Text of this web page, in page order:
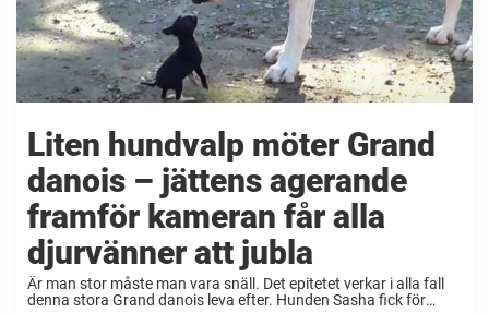
Liten hundvalp möter Grand
danois – jättens agerande
framför kameran får alla
djurvänner att jubla
Är man stor måste man vara snäll. Det epitetet verkar i alla fall
denna stora Grand danois leva efter. Hunden Sasha fick för